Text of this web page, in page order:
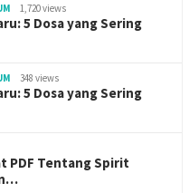
1,720 views
5 Dosa yang Sering
348 views
5 Dosa yang Sering
PDF Tentang Spirit